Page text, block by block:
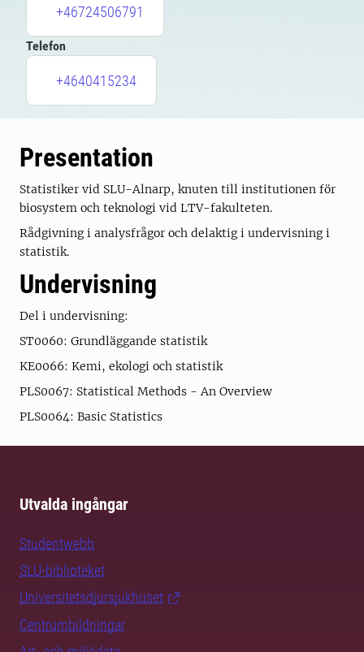
+46724506791
Telefon
+4640415234
Presentation
Statistiker vid SLU-Alnarp, knuten till institutionen för
biosystem och teknologi vid LTV-fakulteten.
Rådgivning i analysfrågor och delaktig i undervisning i
statistik.
Undervisning
Del i undervisning:
ST0060: Grundläggande statistik
KE0066: Kemi, ekologi och statistik
PLS0067: Statistical Methods - An Overview
PLS0064: Basic Statistics
Utvalda ingångar
Studentwebb
SLU-biblioteket
Universitetsdjursjukhuset
Centrumbildningar